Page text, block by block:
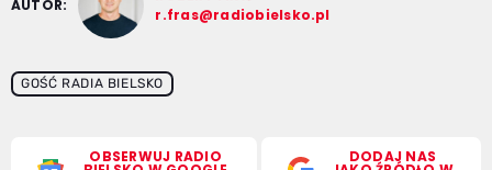
AUTOR:
r.fras@radiobielsko.pl
GOŚĆ RADIA BIELSKO
OBSERWUJ RADIO DODAJ NAS